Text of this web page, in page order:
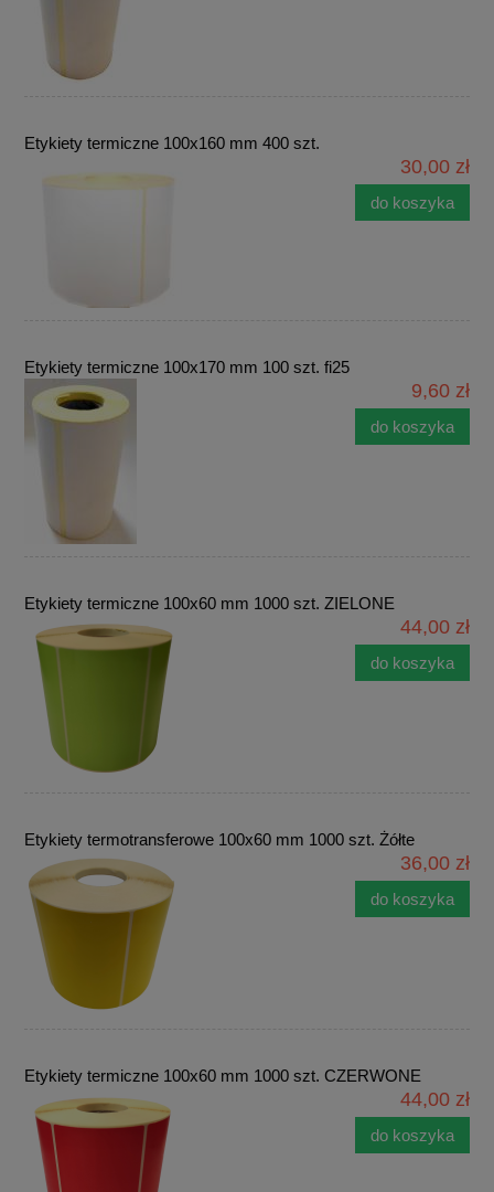
Etykiety termiczne 100x160 mm 400 szt.
30,00 zł
do koszyka
Etykiety termiczne 100x170 mm 100 szt. fi25
9,60 zł
do koszyka
Etykiety termiczne 100x60 mm 1000 szt. ZIELONE
44,00 zł
do koszyka
Etykiety termotransferowe 100x60 mm 1000 szt. Żółte
36,00 zł
do koszyka
Etykiety termiczne 100x60 mm 1000 szt. CZERWONE
44,00 zł
do koszyka